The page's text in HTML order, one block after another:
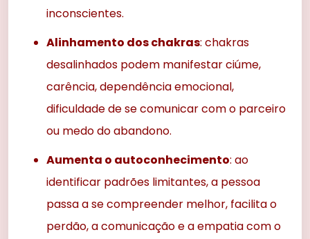
inconscientes.
Alinhamento dos chakras: chakras
desalinhados podem manifestar ciúme,
carência, dependência emocional,
dificuldade de se comunicar com o parceiro
ou medo do abandono.
Aumenta o autoconhecimento: ao
identificar padrões limitantes, a pessoa
passa a se compreender melhor, facilita o
perdão, a comunicação e a empatia com o